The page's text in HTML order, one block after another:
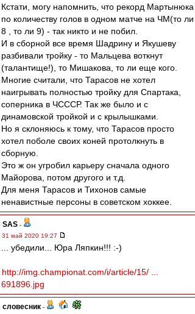
Кстати, могу напомнить, что рекорд Мартынюка
по количеству голов в одном матче на ЧМ(то ли
8 , то ли 9) - так никто и не побил.
И в сборной все время Шадрину и Якушеву
разбивали тройку - то Мальцева воткнут
(талантище!), то Мишакова, то ли еще кого.
Многие считали, что Тарасов не хотел
наигрывать полностью тройку для Спартака,
соперника в ЧСССР. Так же было и с
динамовской тройкой и с крылышками.
Но я склоняюсь к тому, что Тарасов просто
хотел поболе своих коней протолкнуть в
сборную.
Это ж он угробил карьеру сначала одного
Майорова, потом другого и т.д.
Для меня Тарасов и Тихонов самые
ненавистные персоны в советском хоккее.
SAS -
31 май 2020 19:27
... убедили... Юра Ляпкин!!! :-)
http://img.championat.com/i/article/15/ ...
691896.jpg
словесник -